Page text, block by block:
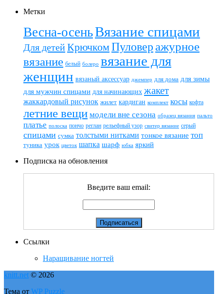
Метки
Весна-осеньВязание спицами
Для детейКрючкомПуловер ажурное
вязание белый болеро вязание для
женщин вязаный аксессуар джемпер для дома для зимы
для мужчин спицами для начинающих жакет
жаккардовый рисунок жилет кардиган комплект косы кофта
летние вещи модели вне сезона образец вязания пальто
платье полоска пончо реглан рельефный узор свитер вязание серый
спицами сумка толстыми нитками тонкое вязание топ
туника урок цветок шапка шарф юбка яркий
Подписка на обновления
Введите ваш email:
Ссылки
Наращивание ногтей
knitt.net © 2026
Тема от WP Puzzle